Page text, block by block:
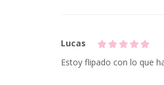
Lucas
Estoy flipado con lo que